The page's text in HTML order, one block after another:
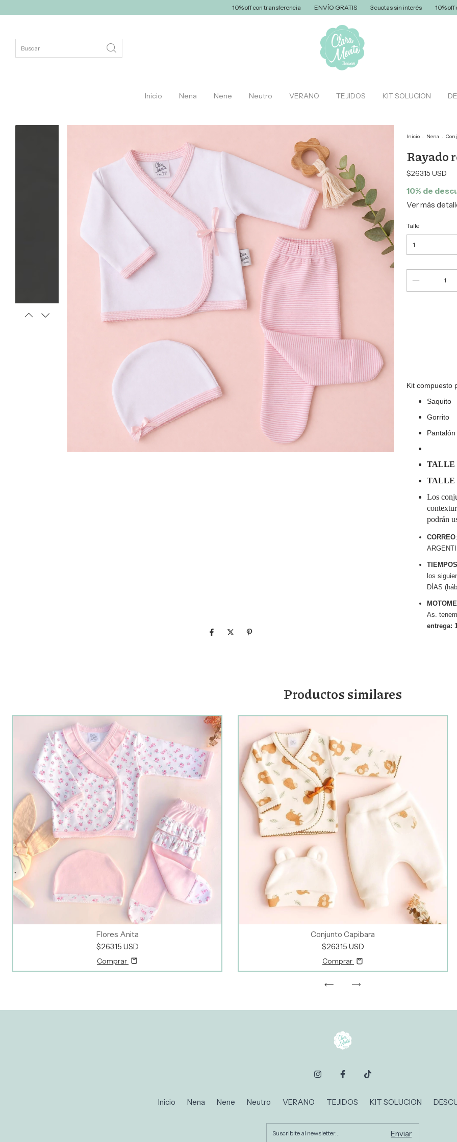
10% off con transferencia ENVÍO GRATIS 3 cuotas sin interés 10% off con
Inicio Nena Nene Neutro VERANO TEJIDOS KIT SOLUCION
Inicio . Nena .
Rayado
$263.15 USD
10% de
Ver más
Talle
Kit compuesto
Saquito
Gorrito
Pantalón
TALLE
TALLE
Los
podrán
CORREO
los
DÍAS
As.
entrega:
Productos similares
Flores Anita
$263.15 USD
Comprar
Conjunto Capibara
$263.15 USD
Comprar
Inicio Nena Nene Neutro VERANO TEJIDOS KIT SOLUCION